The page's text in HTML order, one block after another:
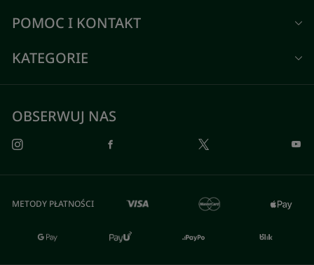
POMOC I KONTAKT
KATEGORIE
OBSERWUJ NAS
METODY PŁATNOŚCI